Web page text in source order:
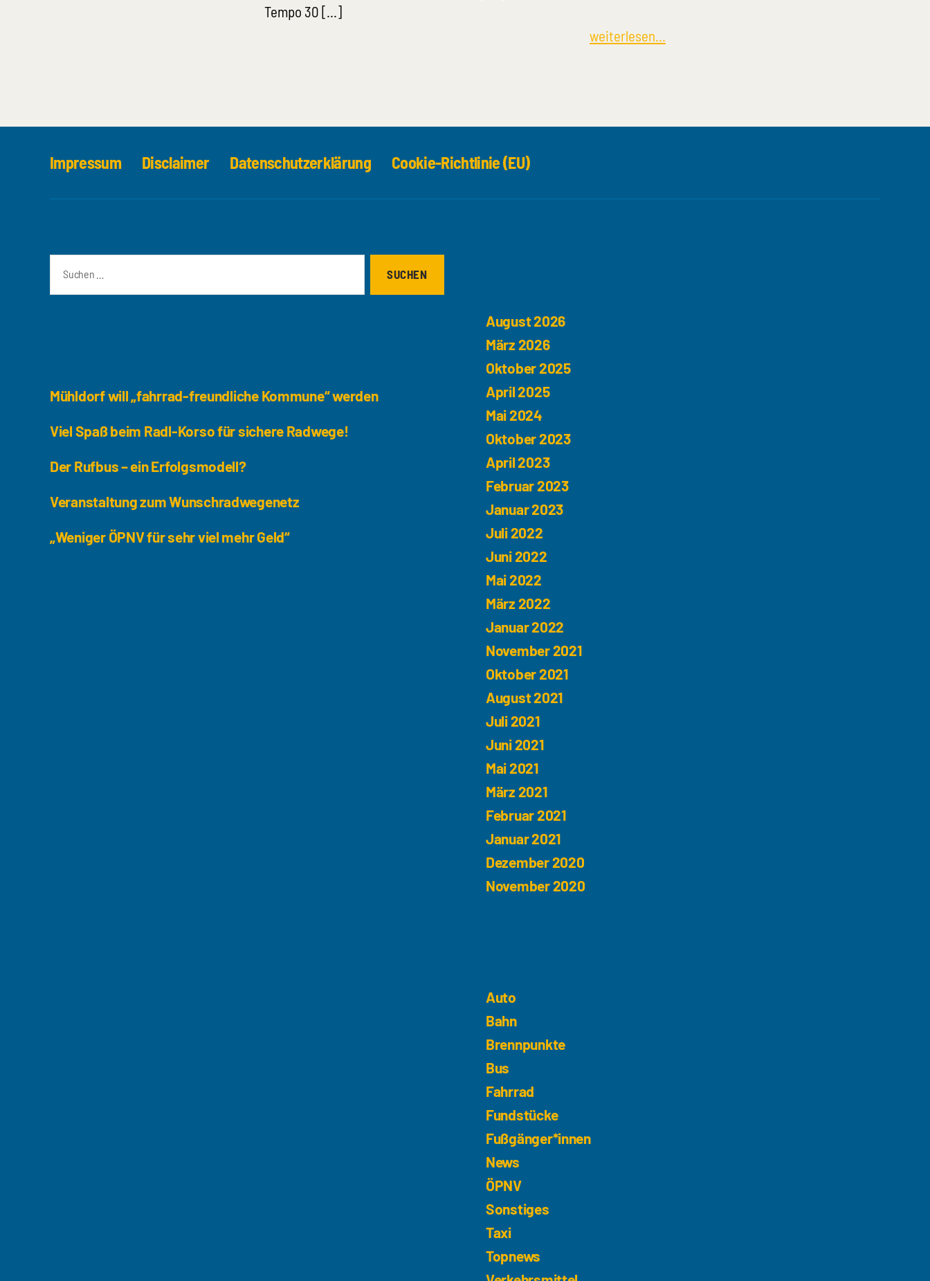
Tempo 30 […]
weiterlesen...
Impressum Disclaimer Datenschutzerklärung Cookie-Richtlinie (EU)
nach:
Mühldorf will „fahrrad-freundliche Kommune“ werden
Viel Spaß beim Radl-Korso für sichere Radwege!
Der Rufbus – ein Erfolgsmodell?
Veranstaltung zum Wunschradwegenetz
„Weniger ÖPNV für sehr viel mehr Geld“
August 2026
März 2026
Oktober 2025
April 2025
Mai 2024
Oktober 2023
April 2023
Februar 2023
Januar 2023
Juli 2022
Juni 2022
Mai 2022
März 2022
Januar 2022
November 2021
Oktober 2021
August 2021
Juli 2021
Juni 2021
Mai 2021
März 2021
Februar 2021
Januar 2021
Dezember 2020
November 2020
Auto
Bahn
Brennpunkte
Bus
Fahrrad
Fundstücke
Fußgänger*innen
News
ÖPNV
Sonstiges
Taxi
Topnews